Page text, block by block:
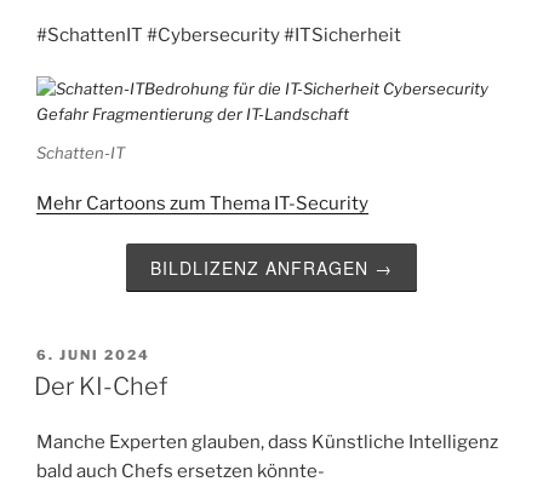
#SchattenIT #Cybersecurity#ITSicherheit
Schatten-IT
Mehr Cartoons zum Thema IT-Security
BILDLIZENZ ANFRAGEN →
VERÖFFENTLICHT
AM
6. JUNI 2024
Der KI-Chef
Manche Experten glauben, dass Künstliche Intelligenz
bald auch Chefs ersetzen könnte-